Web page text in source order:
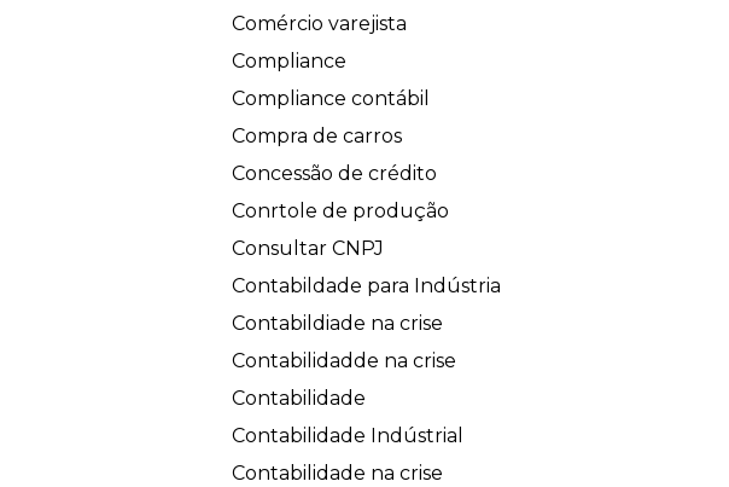
Comércio varejista
Compliance
Compliance contábil
Compra de carros
Concessão de crédito
Conrtole de produção
Consultar CNPJ
Contabildade para Indústria
Contabildiade na crise
Contabilidadde na crise
Contabilidade
Contabilidade Indústrial
Contabilidade na crise